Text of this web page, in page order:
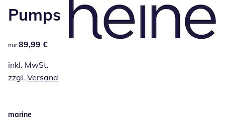
Pumps
89,99 €
nur 89,99 €
inkl. MwSt.
zzgl. Versand
marine